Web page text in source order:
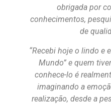
obrigada por
conhecimentos,
de
“Recebi hoje o lindo e
Mundo” e quem
conhece-lo é
imaginando a
realização, desde a